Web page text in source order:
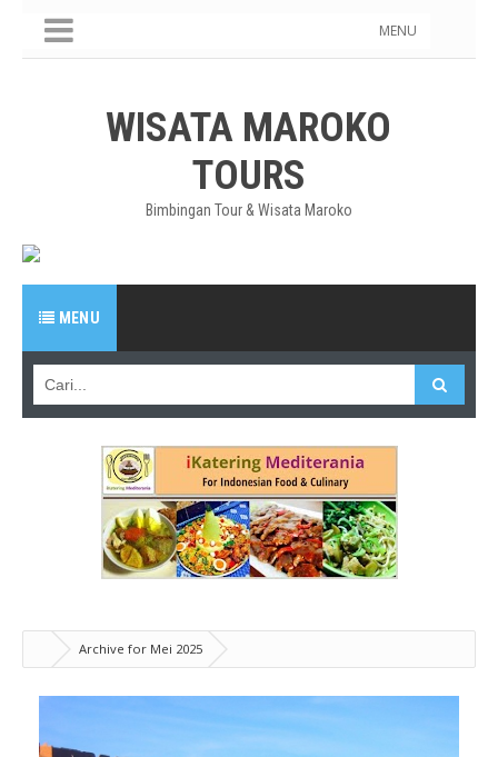
MENU
WISATA MAROKO
TOURS
Bimbingan Tour & Wisata Maroko
MENU
Archive for Mei 2025